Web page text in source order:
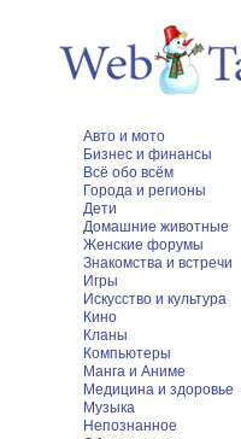
Авто и мото
Бизнес и финансы
Всё обо всём
Города и регионы
Дети
Домашние животные
Женские форумы
Знакомства и встречи
Игры
Искусство и культура
Кино
Кланы
Компьютеры
Манга и Аниме
Медицина и здоровье
Музыка
Непознанное